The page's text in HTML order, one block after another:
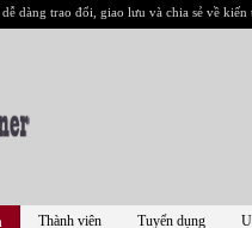
dàng trao đổi, giao lưu và chia sẻ về kiến
Thành viên Tuyển dụng